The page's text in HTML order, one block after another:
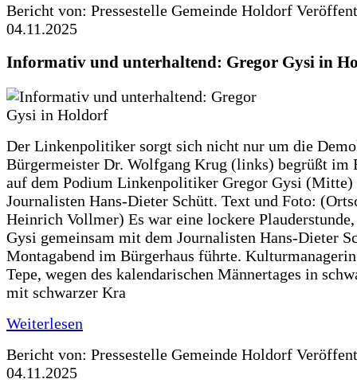
Bericht von: Pressestelle Gemeinde Holdorf
04.11.2025
Informativ und unterhaltend: Gregor Gysi in
Der Linkenpolitiker sorgt sich nicht nur um die
Bürgermeister Dr. Wolfgang Krug (links) begrüßt im
auf dem Podium Linkenpolitiker Gregor Gysi (Mitte)
Journalisten Hans-Dieter Schütt. Text und Foto:
Heinrich Vollmer) Es war eine lockere
Gysi gemeinsam mit dem Journalisten Hans-Dieter
Montagabend im Bürgerhaus führte.
Tepe, wegen des kalendarischen Männertages in
mit schwarzer Kra
Weiterlesen
Bericht von: Pressestelle Gemeinde Holdorf
04.11.2025